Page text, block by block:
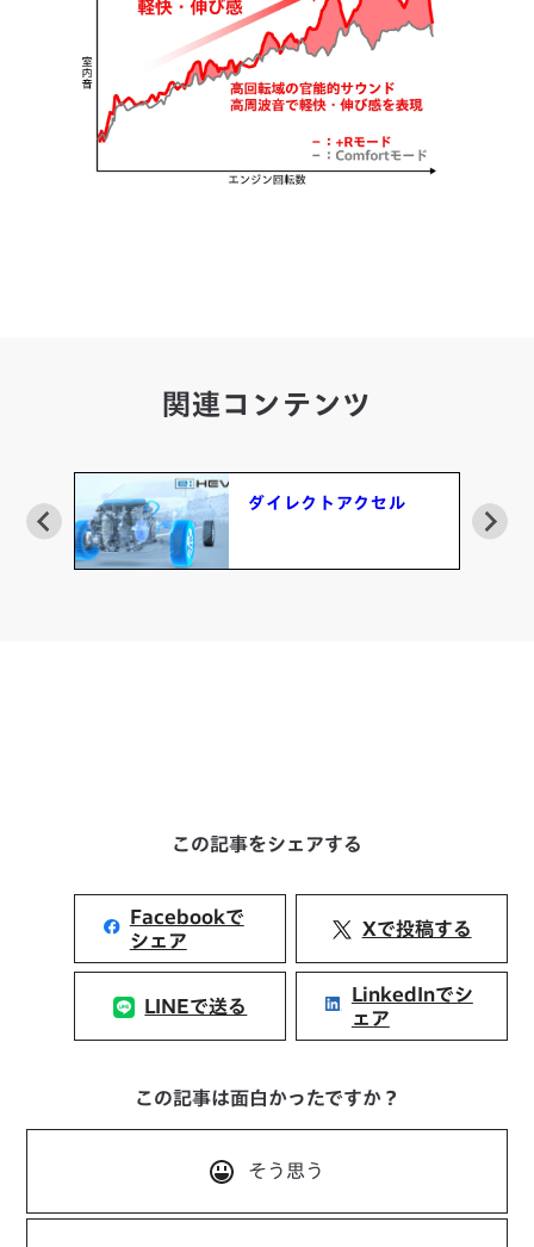
関連コンテンツ
ダイレクトアクセル
この記事をシェアする
Facebookで
シェア
Xで投稿する
LINEで送る
LinkedInでシ
ェア
この記事は面白かったですか？
そう思う